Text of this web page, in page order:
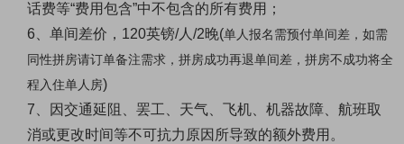
话费等“费用包含”中不包含的所有费用；
6、 单间差价，120英镑/人/2晚(单人报名需预付单间差，如需
同性拼房请订单备注需求，拼房成功再退单间差，拼房不成功将全
程入住单人房)
7、因交通延阻、罢工、天气、飞机、机器故障、航班取
消或更改时间等不可抗力原因所导致的额外费用。